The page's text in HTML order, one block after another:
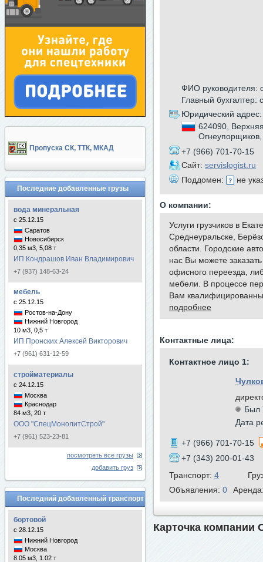
Пропуска СК, ТТК, МКАД
Последние добавленные грузы
вода минеральная
с 25.12.15
Саратов
Новосибирск
0,35 м3, 5,08 т
ИП Кондрашов Иван Владимирович
+7 (937) 148-63-24
мебель
с 25.12.15
Ростов-на-Дону
Нижний Новгород
10 м3, 0,5 т
ИП Пронских Алексей Викторович
+7 (961) 631-12-59
стройматериалы
с 24.12.15
Москва
Краснодар
84 м3, 20 т
ООО "СпецМонолитСтрой"
+7 (961) 523-23-81
посмотреть все грузы
добавить груз
Последний добавленный транспорт
бортовой
с 28.12.15
Нижний Новгород
Москва
8.05 м3, 1.02 т
ФИО руководителя:
Главный бухгалтер:
Юридический адрес:
624090,
+7 (966) 701-70-15
Сайт: servislogist.ru
Поддомен:
не
О компании:
Услуги грузчиков в
Среднеуральске,
области. Городские
нас Вы можете
офисного переезда,
мебели. В процессе
Вам
подробнее
Контактные лица:
Контактное лицо 1:
Был
Дата
+7 (966) 701-70-15
+7 (343) 200-01-43
Транспорт: 4
Объявления: 0
Карточка